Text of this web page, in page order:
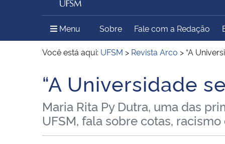
Ministério do Meio Ambiente Ministério do Turismo
Secretaria de Governo
Gabinete de Segurança
Institucional
Menu Menu Principal do Sítio
Sobre Fale com a Redação
Você está aqui: UFSM > Revista Arco > “A
Início do conteúdo
“A Universidade
Maria Rita Py Dutra, uma das
UFSM, fala sobre cotas,